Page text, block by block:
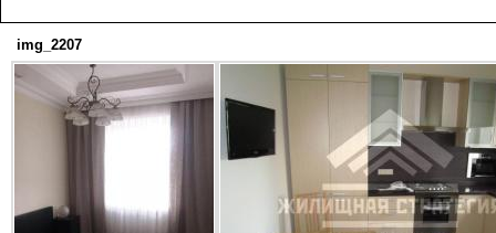
img_2207